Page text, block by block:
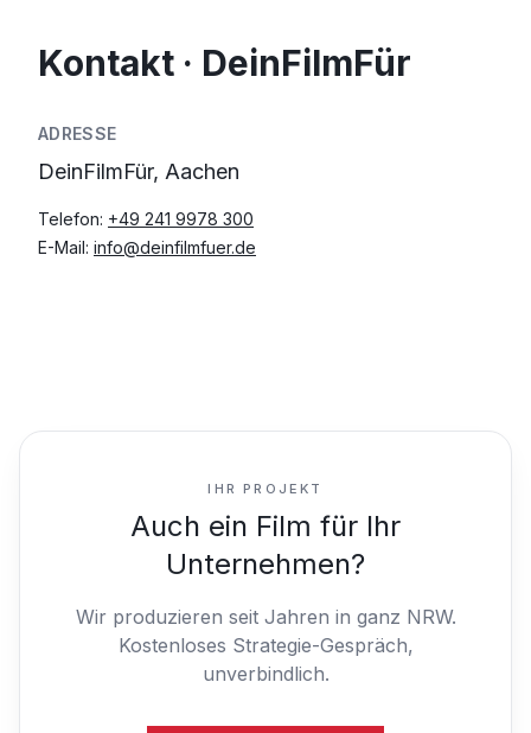
Kontakt · DeinFilmFür
ADRESSE
DeinFilmFür, Aachen
Telefon: +49 241 9978 300
E-Mail: info@deinfilmfuer.de
IHR PROJEKT
Auch ein Film für Ihr
Unternehmen?
Wir produzieren seit Jahren in ganz NRW.
Kostenloses Strategie-Gespräch,
unverbindlich.